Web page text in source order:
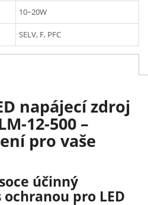
10~20W
SELV, F, PFC
napájecí zdroj
12-500 –
pro vaše
účinný
pro LED